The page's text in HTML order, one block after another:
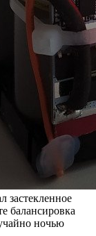
застекленное
балансировка
ночью